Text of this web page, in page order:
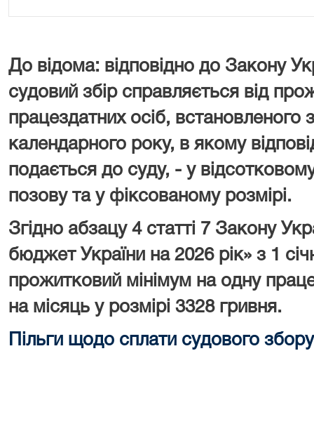
До відома: відповідно до Закону
судовий збір справляється від
працездатних осіб, встановленого
календарного року, в якому
подається до суду, - у
позову та у фіксованому розмірі.
Згідно абзацу 4 статті 7 Закону
бюджет України на 2026 рік» з 1
прожитковий мінімум на одну
на місяць у розмірі 3328 гривня.
Пільги щодо сплати судового збору